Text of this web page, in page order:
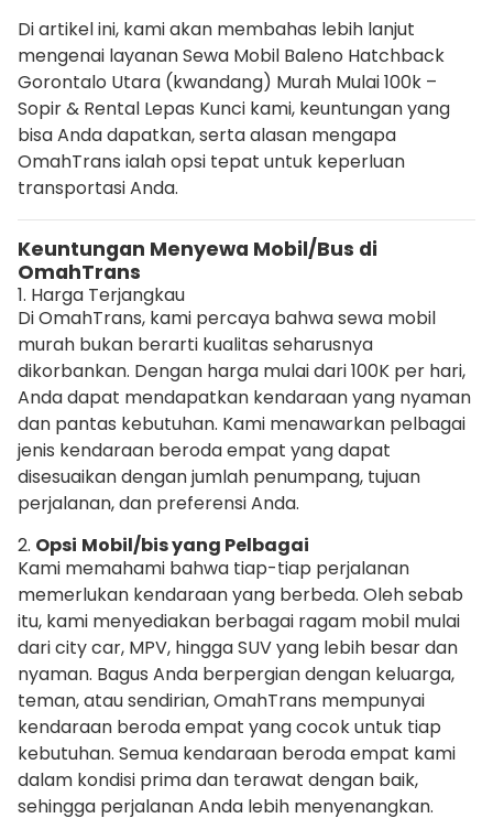
Di artikel ini, kami akan membahas lebih lanjut
mengenai layanan Sewa Mobil Baleno Hatchback
Gorontalo Utara (kwandang) Murah Mulai 100k –
Sopir & Rental Lepas Kunci kami, keuntungan yang
bisa Anda dapatkan, serta alasan mengapa
OmahTrans ialah opsi tepat untuk keperluan
transportasi Anda.
Keuntungan Menyewa Mobil/Bus di
OmahTrans
1. Harga Terjangkau
Di OmahTrans, kami percaya bahwa sewa mobil
murah bukan berarti kualitas seharusnya
dikorbankan. Dengan harga mulai dari 100K per hari,
Anda dapat mendapatkan kendaraan yang nyaman
dan pantas kebutuhan. Kami menawarkan pelbagai
jenis kendaraan beroda empat yang dapat
disesuaikan dengan jumlah penumpang, tujuan
perjalanan, dan preferensi Anda.
2. Opsi Mobil/bis yang Pelbagai
Kami memahami bahwa tiap-tiap perjalanan
memerlukan kendaraan yang berbeda. Oleh sebab
itu, kami menyediakan berbagai ragam mobil mulai
dari city car, MPV, hingga SUV yang lebih besar dan
nyaman. Bagus Anda berpergian dengan keluarga,
teman, atau sendirian, OmahTrans mempunyai
kendaraan beroda empat yang cocok untuk tiap
kebutuhan. Semua kendaraan beroda empat kami
dalam kondisi prima dan terawat dengan baik,
sehingga perjalanan Anda lebih menyenangkan.